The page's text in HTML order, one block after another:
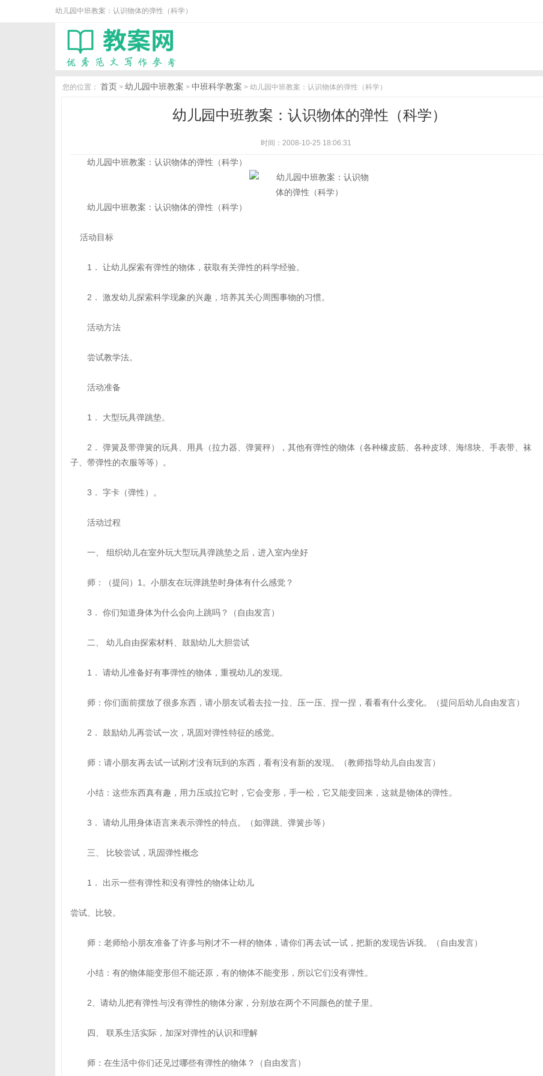
幼儿园中班教案：认识物体的弹性（科学）
您的位置： 首页 > 幼儿园中班教案 > 中班科学教案 > 幼儿园中班教案：认识物体的弹性（科学）
幼儿园中班教案：认识物体的弹性（科学）
时间：2008-10-25 18:06:31
幼儿园中班教案：认识物体的弹性（科学）
幼儿园中班教案：认识物体的弹性（科学）
活动目标
1． 让幼儿探索有弹性的物体，获取有关弹性的科学经验。
2． 激发幼儿探索科学现象的兴趣，培养其关心周围事物的习惯。
活动方法
尝试教学法。
活动准备
1． 大型玩具弹跳垫。
2． 弹簧及带弹簧的玩具、用具（拉力器、弹簧秤），其他有弹性的物体（各种橡皮筋、各种皮球、海绵块、手表带、袜
子、带弹性的衣服等等）。
3． 字卡（弹性）。
活动过程
一、 组织幼儿在室外玩大型玩具弹跳垫之后，进入室内坐好
师：（提问）1。小朋友在玩弹跳垫时身体有什么感觉？
3． 你们知道身体为什么会向上跳吗？（自由发言）
二、 幼儿自由探索材料、鼓励幼儿大胆尝试
1． 请幼儿准备好有事弹性的物体，重视幼儿的发现。
师：你们面前摆放了很多东西，请小朋友试着去拉一拉、压一压、捏一捏，看看有什么变化。（提问后幼儿自由发言）
2． 鼓励幼儿再尝试一次，巩固对弹性特征的感觉。
师：请小朋友再去试一试刚才没有玩到的东西，看有没有新的发现。（教师指导幼儿自由发言）
小结：这些东西真有趣，用力压或拉它时，它会变形，手一松，它又能变回来，这就是物体的弹性。
3． 请幼儿用身体语言来表示弹性的特点。（如弹跳、弹簧步等）
三、 比较尝试，巩固弹性概念
1． 出示一些有弹性和没有弹性的物体让幼儿
尝试、比较。
师：老师给小朋友准备了许多与刚才不一样的物体，请你们再去试一试，把新的发现告诉我。（自由发言）
小结：有的物体能变形但不能还原，有的物体不能变形，所以它们没有弹性。
2、请幼儿把有弹性与没有弹性的物体分家，分别放在两个不同颜色的筐子里。
四、 联系生活实际，加深对弹性的认识和理解
师：在生活中你们还见过哪些有弹性的物体？（自由发言）